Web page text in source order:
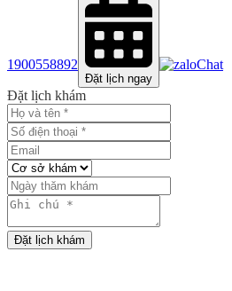
1900558892
Đặt lịch ngay
Chat
Đặt lịch khám
Đặt lịch khám